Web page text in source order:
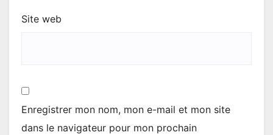
Site web
Enregistrer mon nom, mon e-mail et mon site
dans le navigateur pour mon prochain